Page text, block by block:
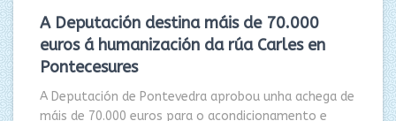
A Deputación destina máis de 70.000
euros á humanización da rúa Carles en
Pontecesures
A Deputación de Pontevedra aprobou unha achega de
máis de 70.000 euros para o acondicionamento e